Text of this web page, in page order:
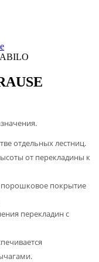
отдельных лестниц.
от перекладины к
порошковое покрытие
перекладин с